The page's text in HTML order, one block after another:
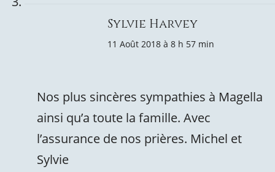
Sylvie Harvey
11 Août 2018 à 8 h 57 min
Nos plus sincères sympathies à Magella
ainsi qu’a toute la famille. Avec
l’assurance de nos prières. Michel et
Sylvie